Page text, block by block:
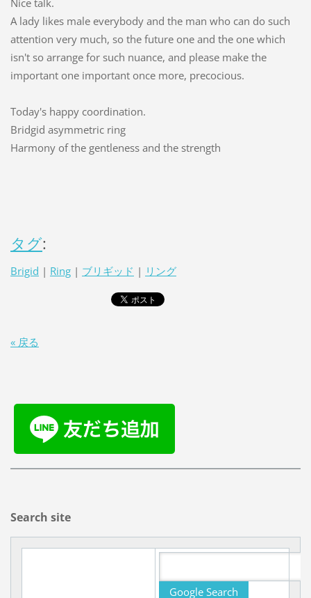
A lady likes male everybody and the man who can do such
attention very much, so the future one and the one which
isn't so arrange for such nuance, and please make the
important one important once more, precocious.
Today's happy coordination.
Bridgid asymmetric ring
Harmony of the gentleness and the strength
タグ:
Brigid | Ring | ブリギッド | リング
« 戻る
Search site